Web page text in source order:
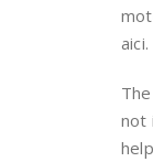
aici.
not